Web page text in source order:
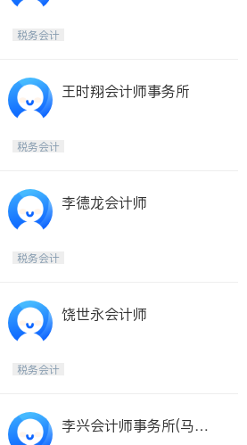
税务会计
王时翔会计师事务所
税务会计
李德龙会计师
税务会计
饶世永会计师
税务会计
李兴会计师事务所(马州